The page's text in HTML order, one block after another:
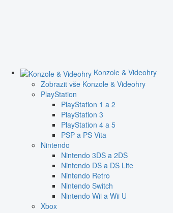
Konzole & Videohry
Zobrazit vše Konzole & Videohry
PlayStation
PlayStation 1 a 2
PlayStation 3
PlayStation 4 a 5
PSP a PS Vita
Nintendo
Nintendo 3DS a 2DS
Nintendo DS a DS Lite
Nintendo Retro
Nintendo Switch
Nintendo Wii a Wii U
Xbox